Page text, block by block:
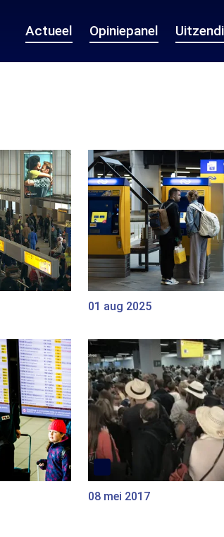
Actueel Opiniepanel
01 aug 2025
08 mei 2017